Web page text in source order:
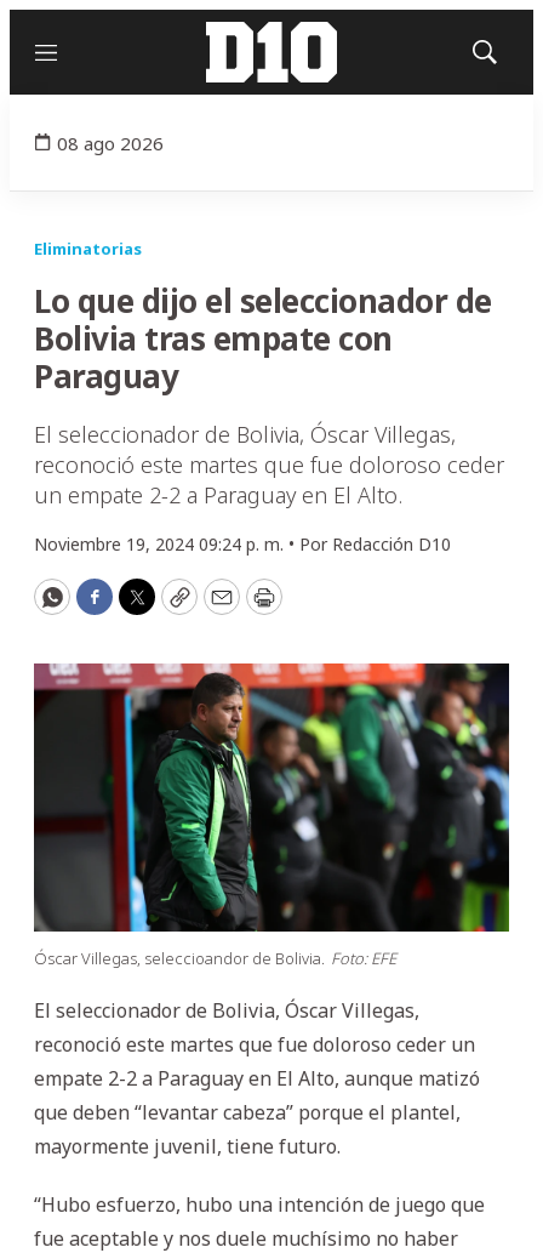
Menú
Mostrar
08 ago 2026
Eliminatorias
Lo que dijo el seleccionador de
Bolivia tras empate con
Paraguay
El seleccionador de Bolivia, Óscar Villegas,
reconoció este martes que fue doloroso ceder
un empate 2-2 a Paraguay en El Alto.
Noviembre 19, 2024 09:24 p. m. • Por Redacción D10
WhatsApp
Facebook
Twitter
CopyEmailPrint
Óscar Villegas, seleccioandor de Bolivia. Foto: EFE
El seleccionador de Bolivia, Óscar Villegas,
reconoció este martes que fue doloroso ceder un
empate 2-2 a Paraguay en El Alto, aunque matizó
que deben “levantar cabeza” porque el plantel,
mayormente juvenil, tiene futuro.
“Hubo esfuerzo, hubo una intención de juego que
fue aceptable y nos duele muchísimo no haber